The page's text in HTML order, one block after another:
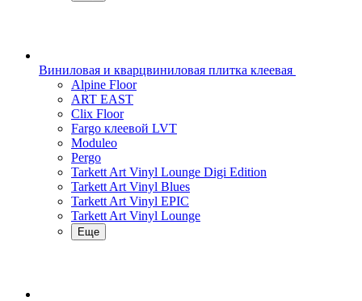
Виниловая и кварцвиниловая плитка клеевая
Alpine Floor
ART EAST
Clix Floor
Fargo клеевой LVT
Moduleo
Pergo
Tarkett Art Vinyl Lounge Digi Edition
Tarkett Art Vinyl Blues
Tarkett Art Vinyl EPIC
Tarkett Art Vinyl Lounge
Еще